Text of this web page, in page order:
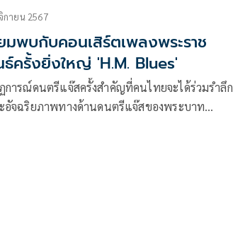
กายน 2567
มพบกับคอนเสิร์ตเพลงพระราช
ครั้งยิ่งใหญ่ 'H.M. Blues'
การณ์ดนตรีแจ๊สครั้งสำคัญที่คนไทยจะได้ร่วมรำลึก
อัจฉริยภาพทางด้านดนตรีแจ๊สของพระบาท